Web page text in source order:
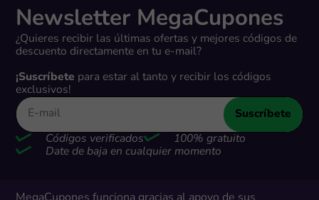
Newsletter MegaCupones
¿Quieres recibir las últimas ofertas y mejores códigos de
descuento directamente en tu e-mail?
¡Suscríbete para estar al tanto y recibir los códigos
exclusivos!
Suscríbete
Códigos verificados
100% gratuito
Date de baja en cualquier momento